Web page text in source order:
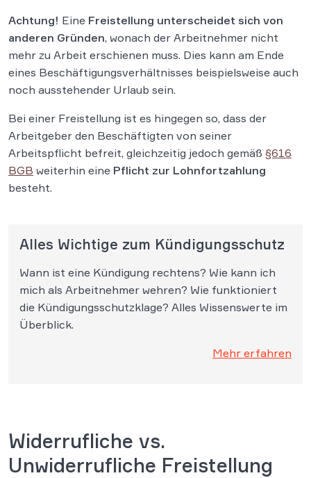
Achtung! Eine Freistellung unterscheidet sich von
anderen Gründen, wonach der Arbeitnehmer nicht
mehr zu Arbeit erschienen muss. Dies kann am Ende
eines Beschäftigungsverhältnisses beispielsweise auch
noch ausstehender Urlaub sein.
Bei einer Freistellung ist es hingegen so, dass der
Arbeitgeber den Beschäftigten von seiner
Arbeitspflicht befreit, gleichzeitig jedoch gemäß §616
BGB weiterhin eine Pflicht zur Lohnfortzahlung
besteht.
Alles Wichtige zum Kündigungsschutz
Wann ist eine Kündigung rechtens? Wie kann ich
mich als Arbeitnehmer wehren? Wie funktioniert
die Kündigungsschutzklage? Alles Wissenswerte im
Überblick.
Mehr erfahren
Widerrufliche vs.
Unwiderrufliche Freistellung